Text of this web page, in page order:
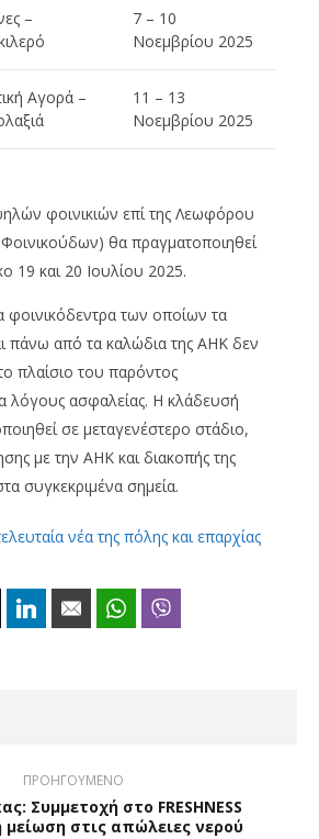
–
7 – 10
Νοεμβρίου 2025
Αγορά –
11 – 13
Νοεμβρίου 2025
φοινικιών επί της Λεωφόρου
θα πραγματοποιηθεί
19 και 20 Ιουλίου 2025.
φοινικόδεντρα των οποίων τα
πάνω από τα καλώδια της ΑΗΚ δεν
πλαίσιο του παρόντος
λόγους ασφαλείας. Η κλάδευσή
σε μεταγενέστερο στάδιο,
με την ΑΗΚ και διακοπής της
συγκεκριμένα σημεία.
νέα της πόλης και επαρχίας
Twitter LinkedIn Email WhatsApp
ΠΡΟΗΓΟΥΜΕΝΟ
Συμμετοχή στο FRESHNESS
μείωση στις απώλειες νερού